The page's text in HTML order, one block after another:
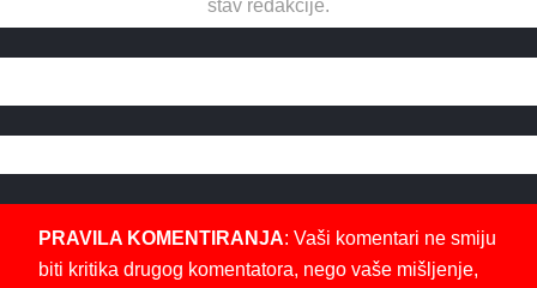
stav redakcije.
PRAVILA KOMENTIRANJA: Vaši komentari ne smiju
biti kritika drugog komentatora, nego vaše mišljenje,